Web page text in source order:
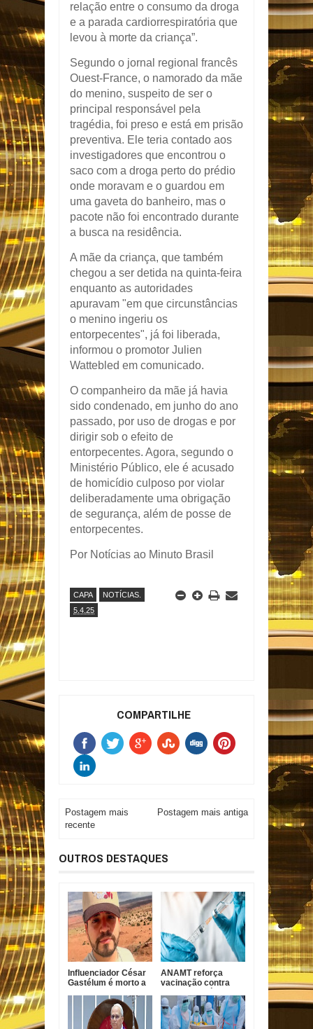
relação entre o consumo da droga
e a parada cardiorrespiratória que
levou à morte da criança”.
Segundo o jornal regional francês
Ouest-France, o namorado da mãe
do menino, suspeito de ser o
principal responsável pela
tragédia, foi preso e está em prisão
preventiva. Ele teria contado aos
investigadores que encontrou o
saco com a droga perto do prédio
onde moravam e o guardou em
uma gaveta do banheiro, mas o
pacote não foi encontrado durante
a busca na residência.
A mãe da criança, que também
chegou a ser detida na quinta-feira
enquanto as autoridades
apuravam "em que circunstâncias
o menino ingeriu os
entorpecentes", já foi liberada,
informou o promotor Julien
Wattebled em comunicado.
O companheiro da mãe já havia
sido condenado, em junho do ano
passado, por uso de drogas e por
dirigir sob o efeito de
entorpecentes. Agora, segundo o
Ministério Público, ele é acusado
de homicídio culposo por violar
deliberadamente uma obrigação
de segurança, além de posse de
entorpecentes.
Por Notícias ao Minuto Brasil
CAPA
NOTÍCIAS.
5.4.25
COMPARTILHE
Postagem mais
recente
Postagem mais antiga
OUTROS DESTAQUES
Influenciador César
Gastélum é morto a
ANAMT reforça
vacinação contra
em São Paulo